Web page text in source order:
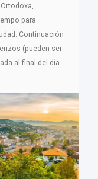
para
Continuación
(pueden ser
al final del día.